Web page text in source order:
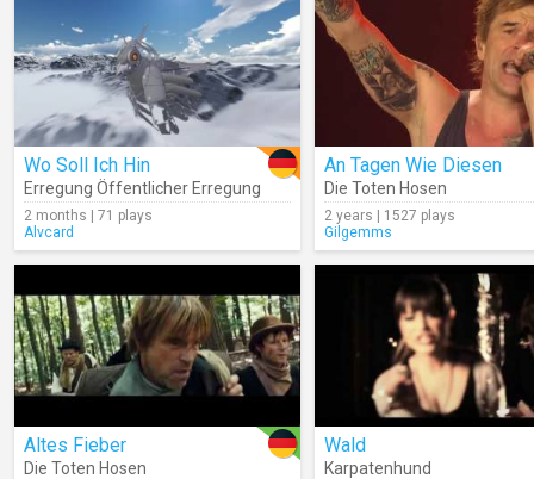
Wo Soll Ich Hin
Erregung Öffentlicher Erregung
2 months | 71 plays
Alvcard
An Tagen Wie Diesen
Die Toten Hosen
2 years | 1527 plays
Gilgemms
Altes Fieber
Die Toten Hosen
Wald
Karpatenhund